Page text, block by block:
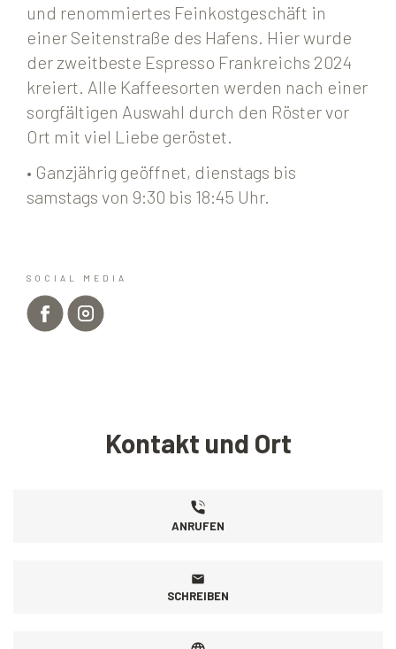
und renommiertes Feinkostgeschäft in
einer Seitenstraße des Hafens. Hier wurde
der zweitbeste Espresso Frankreichs 2024
kreiert. Alle Kaffeesorten werden nach einer
sorgfältigen Auswahl durch den Röster vor
Ort mit viel Liebe geröstet.
• Ganzjährig geöffnet, dienstags bis
samstags von 9:30 bis 18:45 Uhr.
SOCIAL MEDIA
Kontakt und Ort
ANRUFEN
SCHREIBEN